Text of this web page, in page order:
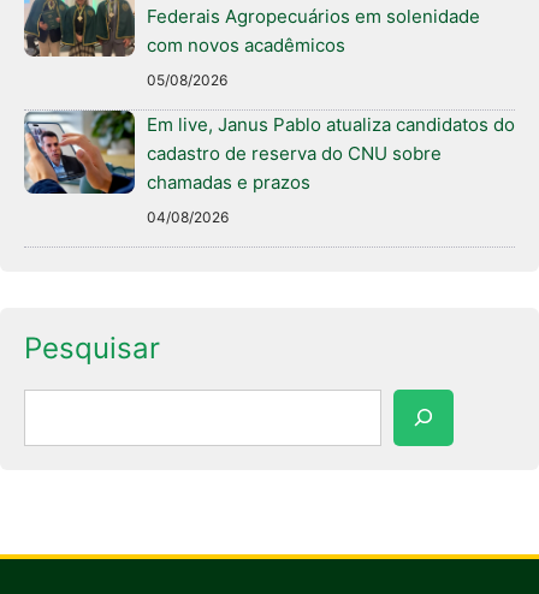
Federais Agropecuários em solenidade
com novos acadêmicos
05/08/2026
Em live, Janus Pablo atualiza candidatos do
cadastro de reserva do CNU sobre
chamadas e prazos
04/08/2026
Pesquisar